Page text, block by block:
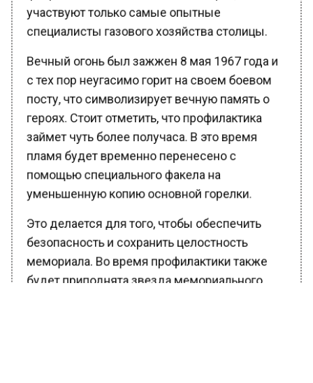
участвуют только самые опытные
специалисты газового хозяйства столицы.
Вечный огонь был зажжен 8 мая 1967 года и
с тех пор неугасимо горит на своем боевом
посту, что символизирует вечную память о
героях. Стоит отметить, что профилактика
займет чуть более получаса. В это время
пламя будет временно перенесено с
помощью специального факела на
уменьшенную копию основной горелки.
Это делается для того, чтобы обеспечить
безопасность и сохранить целостность
мемориала. Во время профилактики также
будет приподнята звезда мемориального